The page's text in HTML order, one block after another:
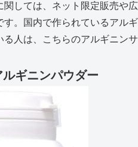
関しては、ネット限定販売や広
。国内で作られているアルギ
人は、こちらのアルギニンサ
ギニンパウダー